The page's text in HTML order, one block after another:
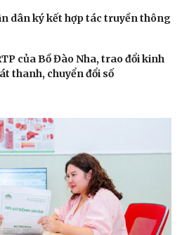
dân ký kết hợp tác truyền thông
của Bồ Đào Nha, trao đổi kinh
thanh, chuyển đổi số